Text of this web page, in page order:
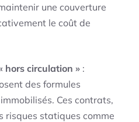
une couverture
le coût de
hors circulation » :
des formules
Ces contrats,
risques statiques comme